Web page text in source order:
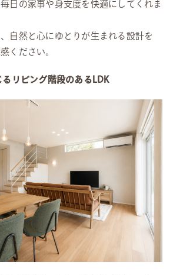
日の家事や身支度を快適にしてくれま
自然と心にゆとりが生まれる設計を
ください。
リビング階段のあるLDK